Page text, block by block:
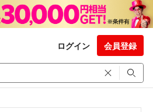
ログイン 会員登録